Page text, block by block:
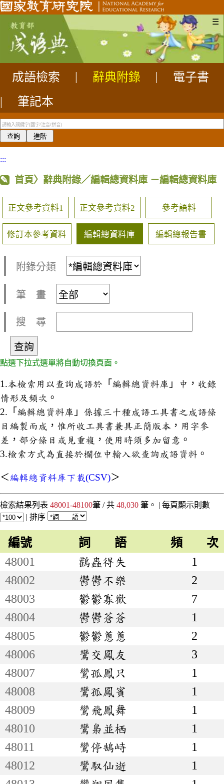
☰
成語檢索 辭典附錄
電子書
|
筆記本
:::
首頁〉辭典附錄／編輯總資料庫 －編輯總資料庫
正文參考資料1 正文參考資料2 參考語料
修訂本參考資料 編輯總資料庫 編輯總報告書
附錄分類
筆 畫
搜 尋
點選下拉式選單將自動切換頁面。
1.本檢索用以查詢成語於「編輯總資料庫」中，收錄
情形及頻次。
2.「編輯總資料庫」係據三十種成語工具書之成語條
目編製而成，惟所收工具書兼具正簡版本，用字參
差，部分條目或見重複，使用時須多加留意。
3.檢索方式為直接於欄位中輸入欲查詢成語資料。
＜編輯總資料庫下載(CSV)＞
檢索結果列表 48001-48100筆 / 共 48,030 筆。 | 每頁顯示則數
| 排序
編號 詞 語
頻 次
48001
鸛蟲得失
1
48002
鬱鬱不樂
2
48003
鬱鬱寡歡
7
48004
鬱鬱蒼蒼
1
48005
鬱鬱蔥蔥
2
48006
鸞交鳳友
3
48007
鸞孤鳳只
1
48008
鸞孤鳳賓
1
48009
鸞飛鳳舞
1
48010
鸞梟並栖
1
48011
鸞停鵠峙
1
48012
鸞馭仙逝
1